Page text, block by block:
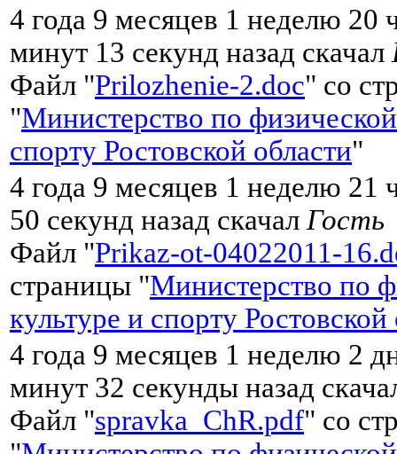
4 года 9 месяцев 1 неделю 20
минут 13 секунд назад скачал
Файл "Prilozhenie-2.doc" со
"Министерство по
спорту Ростовской области"
4 года 9 месяцев 1 неделю 21
50 секунд назад скачал Гость
Файл "Prikaz-ot-04022011-
страницы "Министерство по
культуре и спорту Ростовской
4 года 9 месяцев 1 неделю 2
минут 32 секунды назад
Файл "spravka_ChR.pdf" со